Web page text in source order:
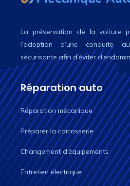
La préservation de la voiture
l’adoption d’une conduite
sécurisante afin d’éviter
Réparation auto
Réparation mécanique
Préparer la carrosserie
Changement d’équipements
Entretien électrique